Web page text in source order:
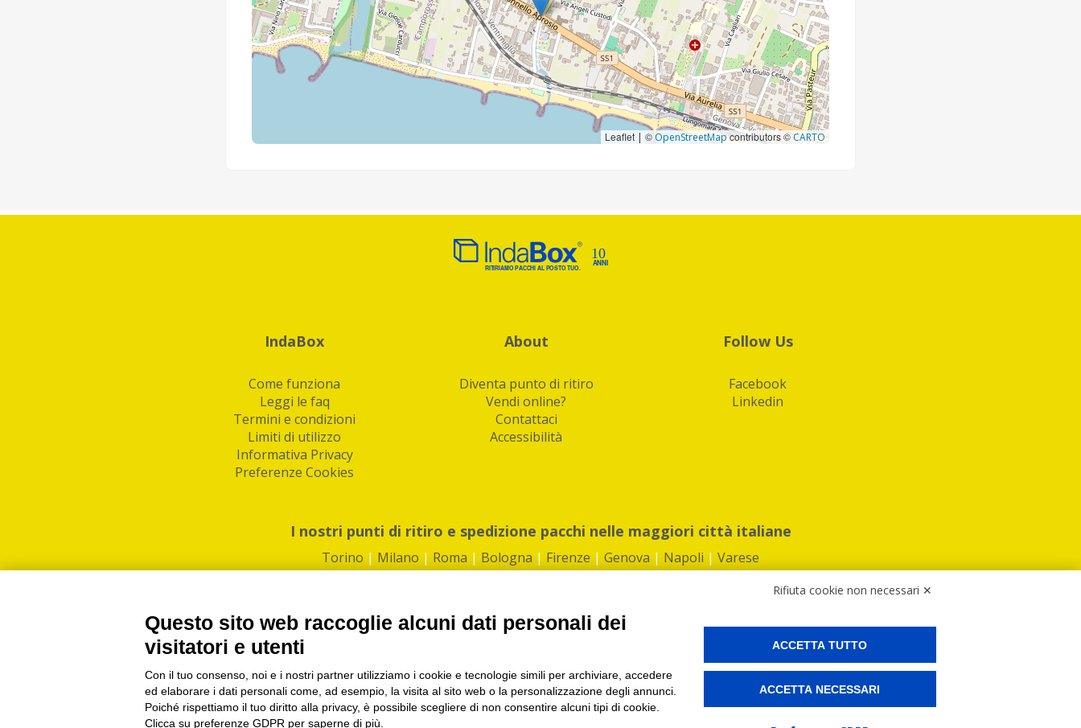
Leaflet | © OpenStreetMapcontributors ©CARTO
IndaBox
Come funziona
Leggi le faq
Termini e condizioni
Limiti di utilizzo
Informativa Privacy
Preferenze Cookies
About
Diventa punto di ritiro
Vendi online?
Contattaci
Accessibilità
Follow Us
Facebook
Linkedin
I nostri punti di ritiro e spedizione pacchi nelle maggiori città italiane
Torino | Milano | Roma | Bologna | Firenze | Genova | Napoli | Varese
PI/CF/N°Iscr.: 10821360012 | REA: RM 1494760 | Cap.Soc.: 50.000€ |Whistleblowing|Privacy|Preferenze Cookies
IndaBox | Oltre 11.500 punti di ritiro tra Bar, Tabaccai, Edicole e Kipoint per ritirare i tuoi acquisti online e spedire i tuoi pacchi.
Rifiuta cookie non necessari ✕
Questo sito web raccoglie alcuni dati personali dei
visitatori e utenti
Con il tuo consenso, noi e i nostri partner utilizziamo i cookie e tecnologie simili per archiviare, accedere
ed elaborare i dati personali come, ad esempio, la visita al sito web o la personalizzazione degli annunci.
Poiché rispettiamo il tuo diritto alla privacy, è possibile scegliere di non consentire alcuni tipi di cookie.
Clicca su preferenze GDPR per saperne di più.
ACCETTA TUTTO
ACCETTA NECESSARI